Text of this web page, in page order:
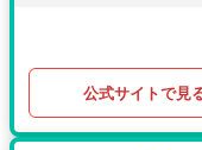
公式サイトで見